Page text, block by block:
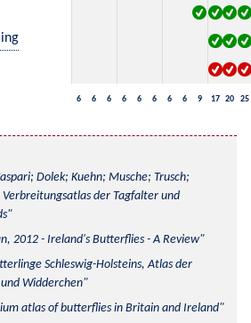
6 6 6 6 6 6 6 6 9 17 20 25
Dolek; Kuehn; Musche; Trusch;
der Tagfalter und
2012 - Ireland's Butterflies - A Review
Schleswig-Holsteins, Atlas der
Widderchen
atlas of butterflies in Britain and Ireland